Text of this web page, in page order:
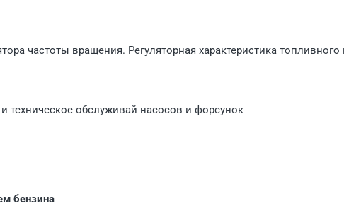
частоты вращения. Регуляторная характеристика топливного
техническое обслуживай насосов и форсунок
бензина